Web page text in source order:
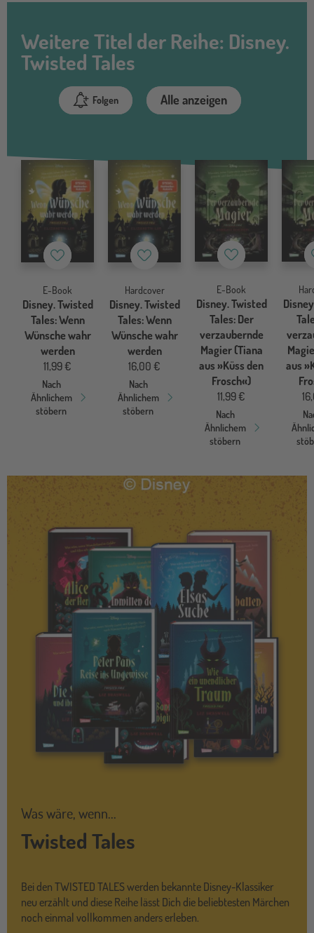
Weitere Titel der Reihe: Disney.
Twisted Tales
Folgen Alle anzeigen
Merkzettel
E-Book
Disney. Twisted
Tales: Wenn
Wünsche wahr
werden
11,99 €
Nach
Ähnlichem
stöbern
Merkzettel
Hardcover
Disney. Twisted
Tales: Wenn
Wünsche wahr
werden
16,00 €
Nach
Ähnlichem
stöbern
Merkzettel
E-Book
Disney. Twisted
Tales: Der
verzaubernde
Magier (Tiana
aus »Küss den
Frosch«)
11,99 €
Nach
Ähnlichem
stöbern
aus
Was wäre, wenn...
Twisted Tales
Bei den TWISTED TALES werden bekannte Disney-Klassiker
neu erzählt und diese Reihe lässt Dich die beliebtesten Märchen
noch einmal vollkommen anders erleben.